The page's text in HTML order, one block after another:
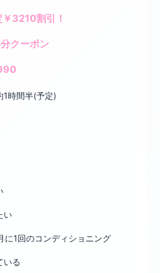
3210割引！
クーポン
1時間半(予定)
い
に1回のコンディショニング
いる